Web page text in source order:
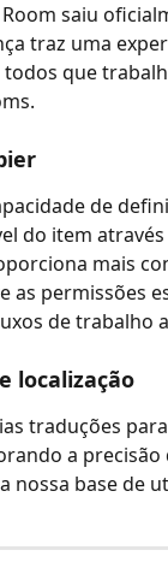
saiu
traz uma
que
de
do item através
mais
as permissões
de trabalho
localização
traduções
a precisão
nossa base de